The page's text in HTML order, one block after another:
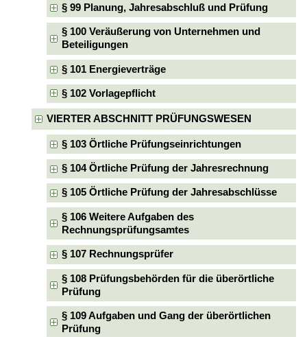
§ 99 Planung, Jahresabschluß und Prüfung
§ 100 Veräußerung von Unternehmen und
Beteiligungen
§ 101 Energieverträge
§ 102 Vorlagepflicht
VIERTER ABSCHNITT PRÜFUNGSWESEN
§ 103 Örtliche Prüfungseinrichtungen
§ 104 Örtliche Prüfung der Jahresrechnung
§ 105 Örtliche Prüfung der Jahresabschlüsse
§ 106 Weitere Aufgaben des
Rechnungsprüfungsamtes
§ 107 Rechnungsprüfer
§ 108 Prüfungsbehörden für die überörtliche
Prüfung
§ 109 Aufgaben und Gang der überörtlichen
Prüfung